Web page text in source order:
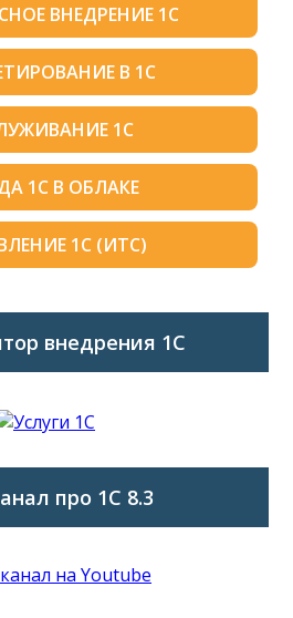
ВНЕДРЕНИЕ 1С
В 1С
1С
1С В ОБЛАКЕ
1С (ИТС)
внедрения 1C
про 1С 8.3